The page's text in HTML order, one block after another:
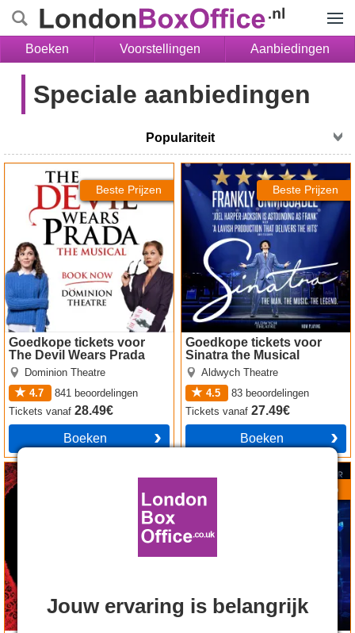
Boeken Voorstellingen Aanbiedingen
Speciale aanbiedingen
Beste Prijzen
Goedkope tickets voor
The Devil Wears Prada
Dominion Theatre
4.7
841 beoordelingen
Tickets vanaf 28.49€
Boeken
The Devil Wears Prada
tickets
Beste Prijzen
Goedkope tickets voor
Sinatra the Musical
Aldwych Theatre
4.5
83 beoordelingen
Ticketsvanaf27.49€
Boeken
Sinatra the Musical tickets
Moulin Rouge! The Musical
tickets
-38%
Jouw ervaring is belangrijk